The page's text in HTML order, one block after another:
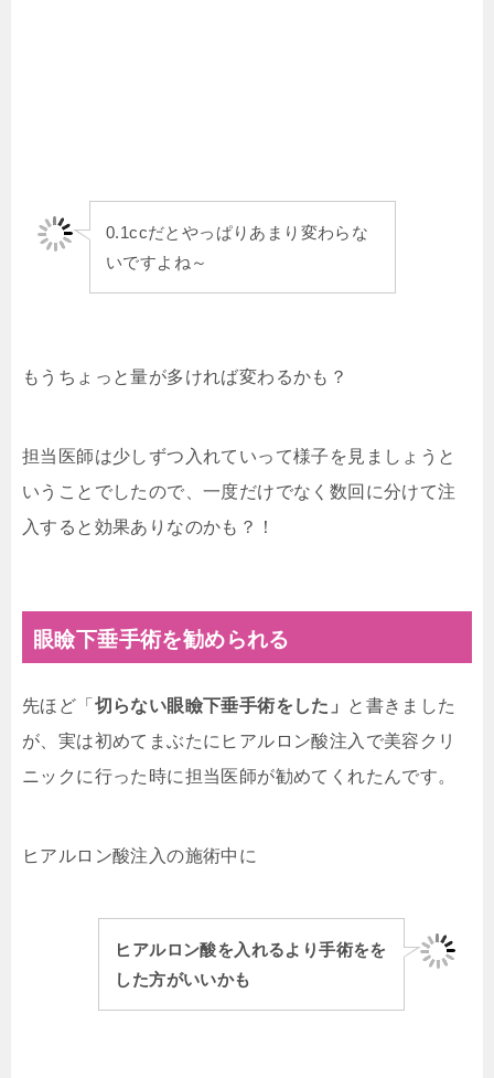
0.1ccだとやっぱりあまり変わらな
いですよね～
もうちょっと量が多ければ変わるかも？
担当医師は少しずつ入れていって様子を見ましょうと
いうことでしたので、一度だけでなく数回に分けて注
入すると効果ありなのかも？！
眼瞼下垂手術を勧められる
先ほど「 切らない眼瞼下垂手術をした」
と書きました
が、実は初めてまぶたにヒアルロン酸注入で美容クリ
ニックに行った時に担当医師が勧めてくれたんです。
ヒアルロン酸注入の施術中に
ヒアルロン酸を入れるより手術をを
した方がいいかも